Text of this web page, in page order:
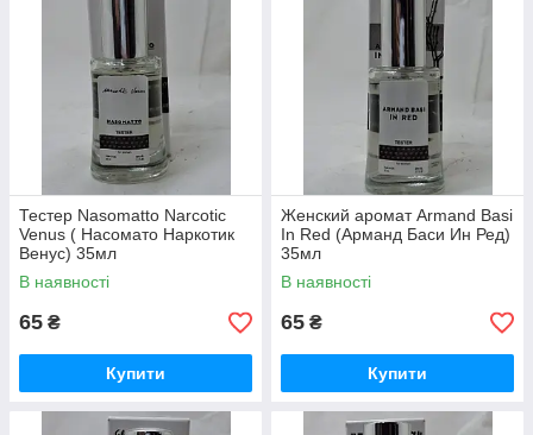
Тестер Nasomatto Narcotic
Venus ( Насомато Наркотик
Венус) 35мл
В наявності
65 ₴
Купити
Женский аромат Armand Basi
In Red (Арманд Баси Ин Ред)
35мл
В наявності
65 ₴
Купити